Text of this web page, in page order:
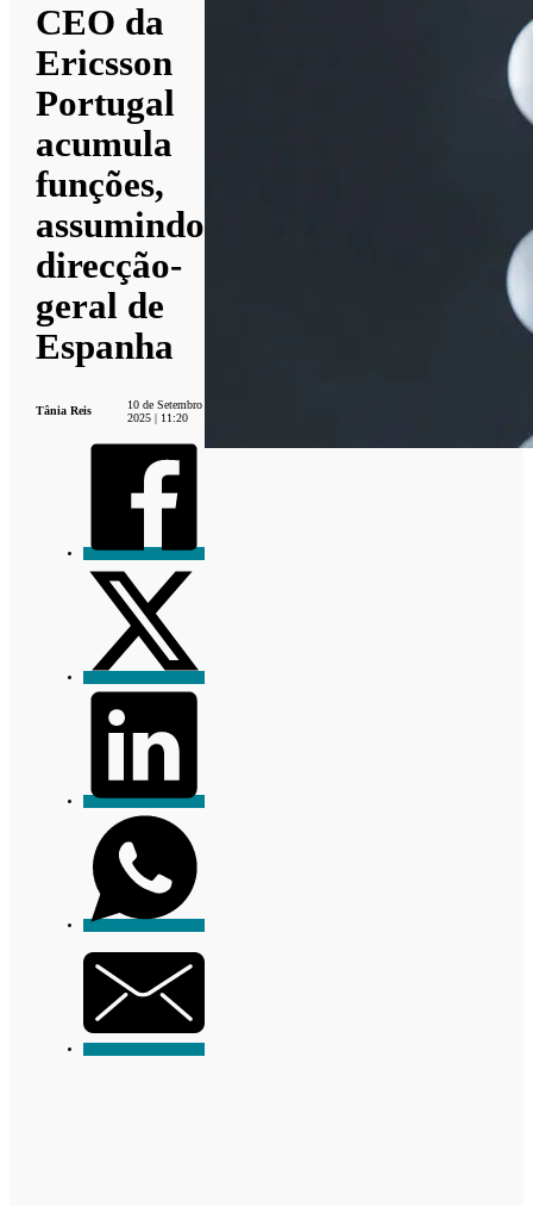
CEO da
Ericsson
Portugal
acumula
funções,
assumindo
direcção-
geral de
Espanha
Tânia Reis
10 de Setembro
2025 | 11:20